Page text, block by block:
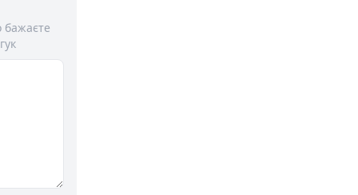
бажаєте